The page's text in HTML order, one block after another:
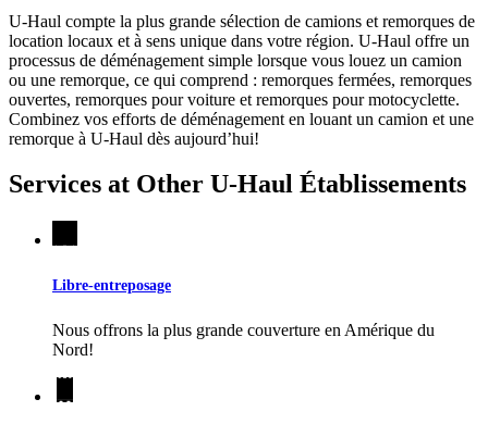
U-Haul compte la plus grande sélection de camions et remorques de
location locaux et à sens unique dans votre région. U-Haul offre un
processus de déménagement simple lorsque vous louez un camion
ou une remorque, ce qui comprend : remorques fermées, remorques
ouvertes, remorques pour voiture et remorques pour motocyclette.
Combinez vos efforts de déménagement en louant un camion et une
remorque à U-Haul dès aujourd’hui!
Services at Other U-Haul Établissements
Libre-entreposage
Nous offrons la plus grande couverture en Amérique du
Nord!